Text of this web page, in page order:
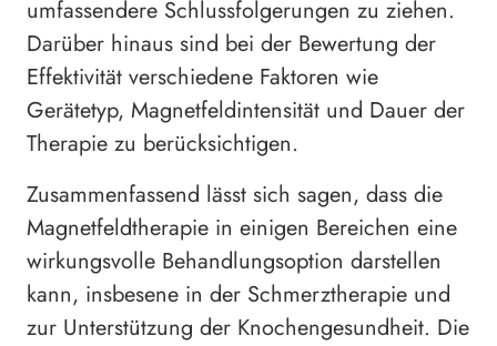
umfassendere Schlussfolgerungen zu ziehen.
Darüber hinaus sind bei der Bewertung der
Effektivität verschiedene Faktoren wie
Gerätetyp, Magnetfeldintensität und Dauer der
Therapie zu berücksichtigen.
Zusammenfassend lässt sich sagen, dass die
Magnetfeldtherapie in einigen Bereichen eine
wirkungsvolle Behandlungsoption darstellen
kann, insbesene in der Schmerztherapie und
zur Unterstützung der Knochengesundheit. Die